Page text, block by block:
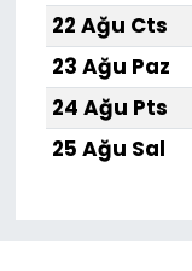
22 Ağu Cts
23 Ağu Paz
24 Ağu Pts
25 Ağu Sal